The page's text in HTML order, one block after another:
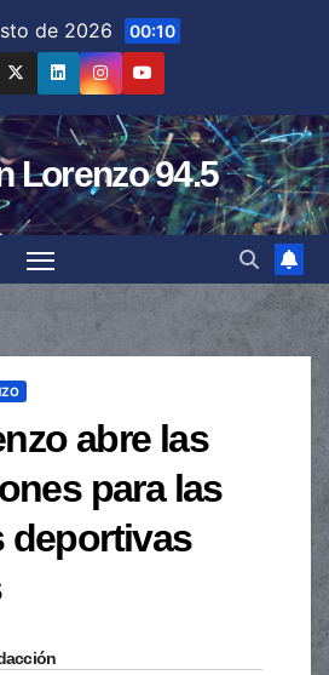
de 2026 00:10
Lorenzo 94.5
abre las
para las
deportivas